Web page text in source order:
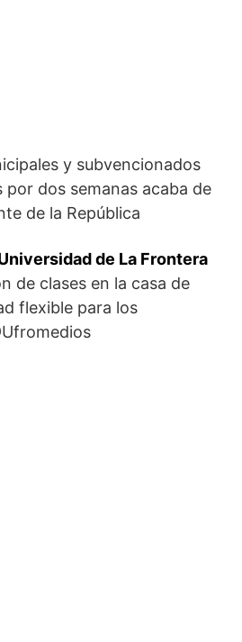
y subvencionados
por dos semanas acaba de
de la República
de La Frontera
de clases en la casa de
flexible para los